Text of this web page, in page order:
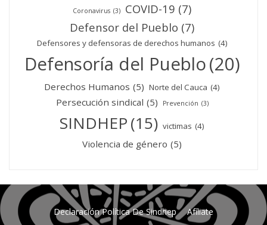
Coronavirus (3) COVID-19 (7)
Defensor del Pueblo (7)
Defensores y defensoras de derechos humanos (4)
Defensoría del Pueblo(20)
Derechos Humanos (5) Norte del Cauca (4)
Persecución sindical (5) Prevención (3)
SINDHEP(15) victimas (4)
Violencia de género (5)
Declaración Política De Sindhep Afíliate